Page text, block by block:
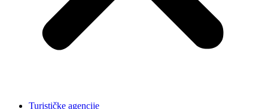
Turističke agencije